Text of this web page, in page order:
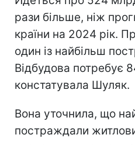
рази більше, ніж
країни на 2024 рік.
один із найбільш
Відбудова потребує
констатувала Шуляк.
Вона уточнила, що
постраждали